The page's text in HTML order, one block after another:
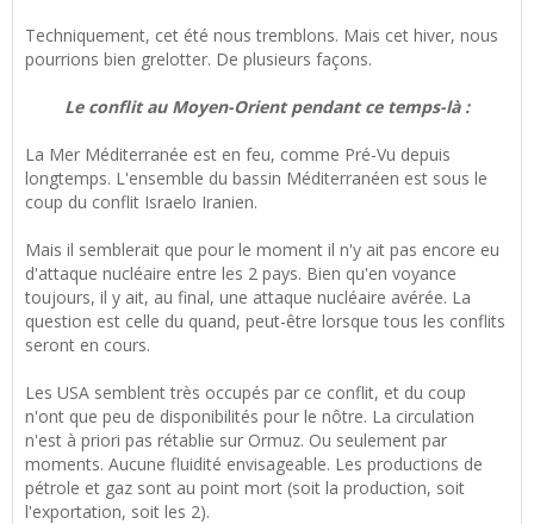
Techniquement, cet été nous tremblons. Mais cet hiver, nous
pourrions bien grelotter. De plusieurs façons.
Le conflit au Moyen-Orient pendant ce temps-là :
La Mer Méditerranée est en feu, comme Pré-Vu depuis
longtemps. L'ensemble du bassin Méditerranéen est sous le
coup du conflit Israelo Iranien.
Mais il semblerait que pour le moment il n'y ait pas encore eu
d'attaque nucléaire entre les 2 pays. Bien qu'en voyance
toujours, il y ait, au final, une attaque nucléaire avérée. La
question est celle du quand, peut-être lorsque tous les conflits
seront en cours.
Les USA semblent très occupés par ce conflit, et du coup
n'ont que peu de disponibilités pour le nôtre. La circulation
n'est à priori pas rétablie sur Ormuz. Ou seulement par
moments. Aucune fluidité envisageable. Les productions de
pétrole et gaz sont au point mort (soit la production, soit
l'exportation, soit les 2).